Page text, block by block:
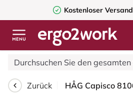
Kostenloser Versand
Zurück